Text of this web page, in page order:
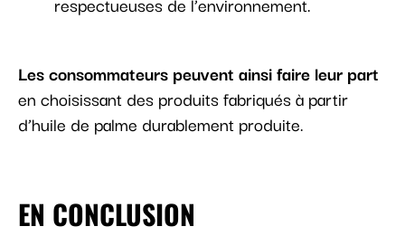
Les consommateurs peuvent ainsi faire leur part
en choisissant des produits fabriqués à partir
d’huile de palme durablement produite.
EN CONCLUSION